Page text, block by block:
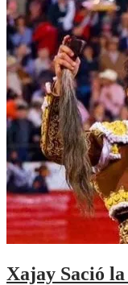
Xajay Sació